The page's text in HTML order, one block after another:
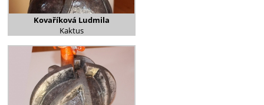
Kovaříková Ludmila
Kaktus